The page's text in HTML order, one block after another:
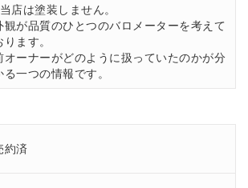
店は塗装しません。
観が品質のひとつのバロメーターを考えて
ります。
オーナーがどのように扱っていたのかが分
る一つの情報です。
約済